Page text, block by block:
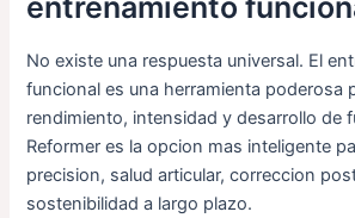
No existe una respuesta universal. El
funcional es una herramienta poderosa
rendimiento, intensidad y desarrollo de
Reformer es la opcion mas inteligente
precision, salud articular, correccion
sostenibilidad a largo plazo.